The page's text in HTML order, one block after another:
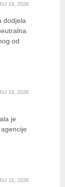
19, 2026
dodjela
od
19, 2026
je
15, 2026